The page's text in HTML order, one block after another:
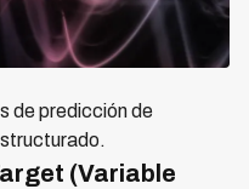
de predicción de
(Variable